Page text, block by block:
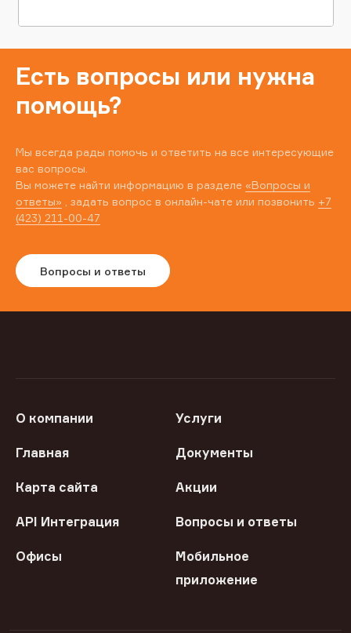
Есть вопросы или нужна
помощь?
Мы всегда рады помочь и ответить на все интересующие
вас вопросы.
Вы можете найти информацию в разделе «Вопросы и
ответы» , задать вопрос в онлайн-чате или позвонить +7
(423) 211-00-47
Вопросы и ответы
О компании Услуги
Главная Документы
Карта сайта Акции
API Интеграция Вопросы и ответы
Офисы
Мобильное
приложение